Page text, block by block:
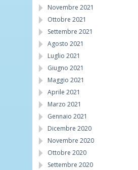
Novembre 2021
Ottobre 2021
Settembre 2021
Agosto 2021
Luglio 2021
Giugno 2021
Maggio 2021
Aprile 2021
Marzo 2021
Gennaio 2021
Dicembre 2020
Novembre 2020
Ottobre 2020
Settembre 2020